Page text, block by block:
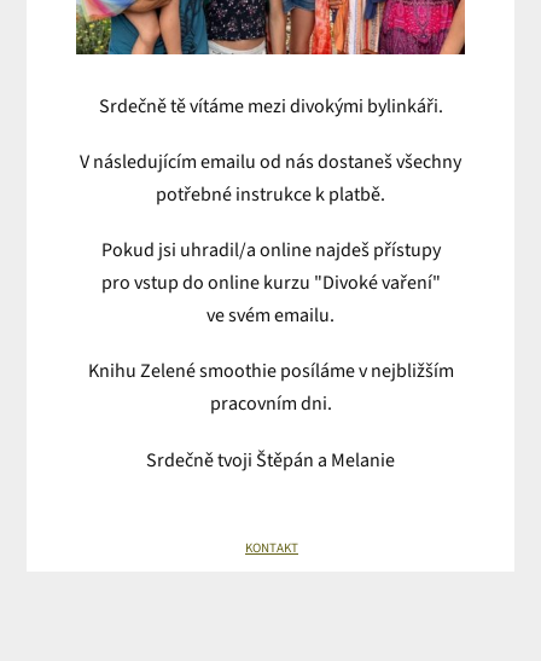
Srdečně tě vítáme mezi divokými bylinkáři.
V následujícím emailu od nás dostaneš všechny
potřebné instrukce k platbě.
Pokud jsi uhradil/a online najdeš přístupy
pro vstup do online kurzu "Divoké vaření"
ve svém emailu.
Knihu Zelené smoothie posíláme v nejbližším
pracovním dni.
Srdečně tvoji Štěpán a Melanie
KONTAKT